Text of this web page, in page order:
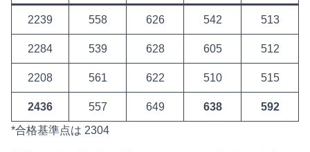
2239 558 626 542 513
2284 539 628 605 512
2208 561 622 510 515
2436 557 649 638
592
*合格基準点は 2304